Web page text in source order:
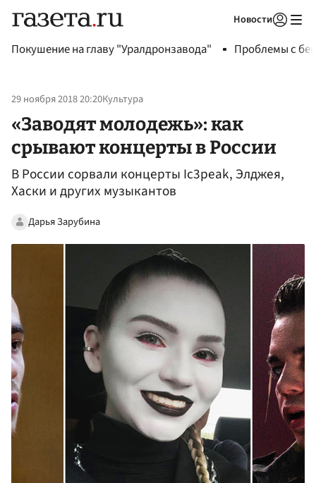
Новости
Покушение на главу "Уралдронзавода" Проблемы с
29 ноября 2018 20:20Культура
«Заводят молодежь»: как
срывают концерты в России
В России сорвали концерты Ic3peak, Элджея,
Хаски и других музыкантов
Дарья Зарубина